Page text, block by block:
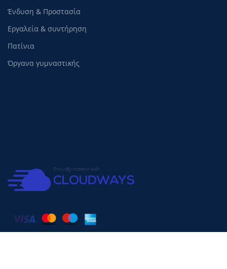
Ένδυση & Προστασία
Εργαλεία & συντήρηση
Πατίνια
Όργανα γυμναστικής